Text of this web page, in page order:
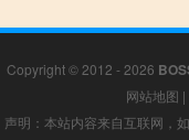
Copyright © 2012 - 2026
网站地图 |
声明：本站内容来自互联网，